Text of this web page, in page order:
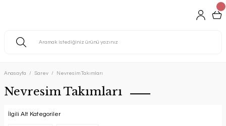
Anasayfa Sarev Nevresim Takımları
Nevresim Takımları
İlgili Alt Kategoriler